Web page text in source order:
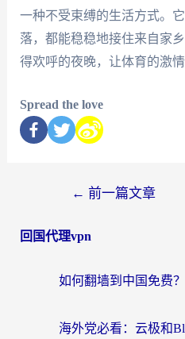
一种不受束缚的生活方式。
落，都能稳稳地接住来自家
得欢呼的夜晚，让体育的激
Spread the love
← 前一篇文章
回国代理vpn